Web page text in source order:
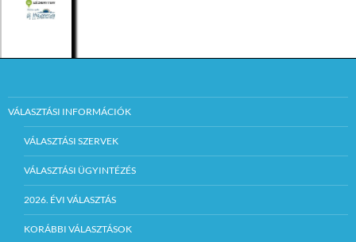
VÁLASZTÁSI INFORMÁCIÓK
VÁLASZTÁSI SZERVEK
VÁLASZTÁSI ÜGYINTÉZÉS
2026. ÉVI VÁLASZTÁS
KORÁBBI VÁLASZTÁSOK